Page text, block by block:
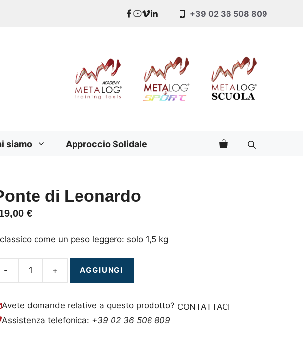
+39 02 36 508 809
siamo Approccio Solidale
di Leonardo
€
come un peso leggero: solo 1,5 kg
- + AGGIUNGI
Avete domande relative a questo prodotto? CONTATTACI
Assistenza telefonica: +39 02 36 508 809